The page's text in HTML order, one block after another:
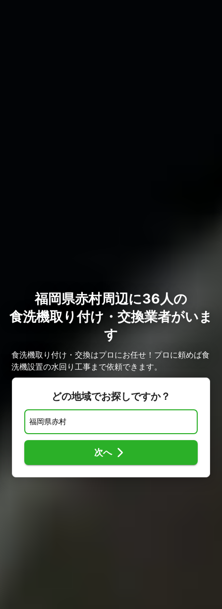
福岡県赤村周辺に36人の
食洗機取り付け・交換業者がいま
す
食洗機取り付け・交換はプロにお任せ！プロに頼めば食
洗機設置の水回り工事まで依頼できます。
どの地域でお探しですか？
次へ